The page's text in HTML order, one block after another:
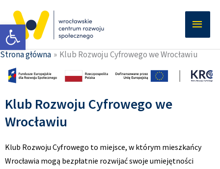
Otwórz pasek narzędzi
treści
Strona główna Klub Rozwoju Cyfrowego we Wrocławiu
Klub Rozwoju Cyfrowego we
Wrocławiu
Klub Rozwoju Cyfrowego to miejsce, w którym mieszkańcy
Wrocławia mogą bezpłatnie rozwijać swoje umiejętności